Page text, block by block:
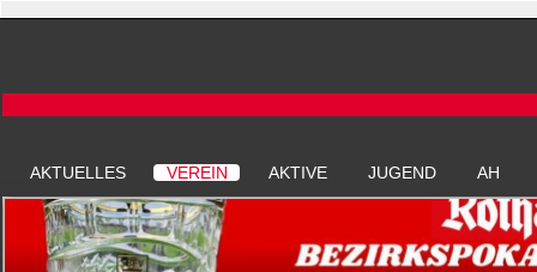
AKTUELLES VEREIN AKTIVE JUGEND AH